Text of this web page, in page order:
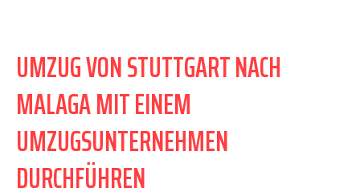
UMZUG VON STUTTGART NACH
MALAGA MIT EINEM
UMZUGSUNTERNEHMEN
DURCHFÜHREN